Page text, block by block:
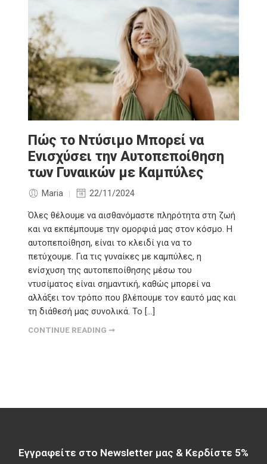
Πώς το Ντύσιμο Μπορεί να
Ενισχύσει την Αυτοπεποίθηση
των Γυναικών με Καμπύλες
Maria 22/11/2024
Όλες θέλουμε να αισθανόμαστε πληρότητα στη ζωή
και να εκπέμπουμε την ομορφιά μας στον κόσμο. Η
αυτοπεποίθηση, είναι το κλειδί για να το
πετύχουμε. Για τις γυναίκες με καμπύλες, η
ενίσχυση της αυτοπεποίθησης μέσω του
ντυσίματος είναι σημαντική, καθώς μπορεί να
αλλάξει τον τρόπο που βλέπουμε τον εαυτό μας και
τη διάθεσή μας συνολικά. Το […]
CONTINUE READING ➞
Εγγραφείτε στο Newsletter μας & Κερδίστε 5%